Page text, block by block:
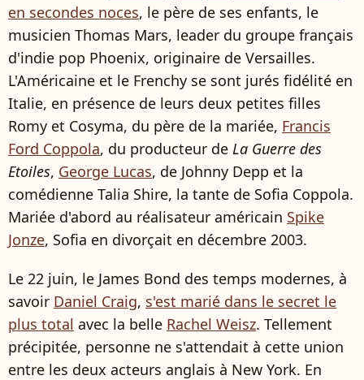
en secondes noces, le père de ses enfants, le
musicien Thomas Mars, leader du groupe français
d'indie pop Phoenix, originaire de Versailles.
L'Américaine et le Frenchy se sont jurés fidélité en
Italie, en présence de leurs deux petites filles
Romy et Cosyma, du père de la mariée, Francis
Ford Coppola, du producteur de La Guerre des
Etoiles, George Lucas, de Johnny Depp et la
comédienne Talia Shire, la tante de Sofia Coppola.
Mariée d'abord au réalisateur américain Spike
Jonze, Sofia en divorçait en décembre 2003.
Le 22 juin, le James Bond des temps modernes, à
savoir Daniel Craig, s'est marié dans le secret le
plus total avec la belle Rachel Weisz. Tellement
précipitée, personne ne s'attendait à cette union
entre les deux acteurs anglais à New York. En